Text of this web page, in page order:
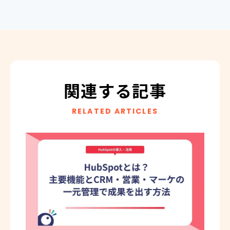
関連する記事
RELATED ARTICLES